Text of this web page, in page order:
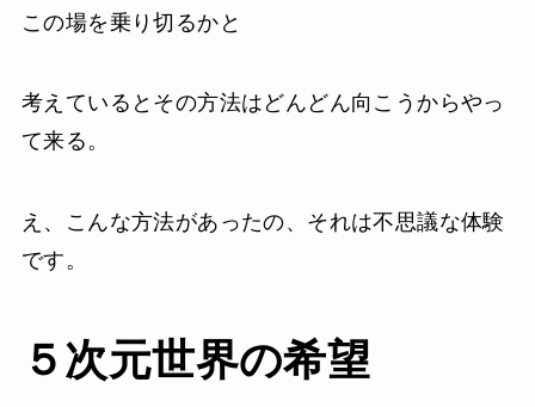
この場を乗り切るかと
考えているとその方法はどんどん向こうからやっ
て来る。
え、こんな方法があったの、それは不思議な体験
です。
５次元世界の希望